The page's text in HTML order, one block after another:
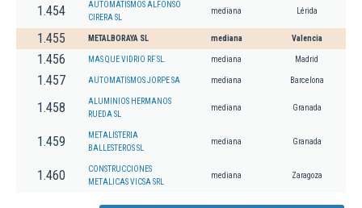
1.454
AUTOMATISMOS ALFONSO
CIRERA SL
mediana Lérida
1.455 METALBORAYA SL mediana Valencia
1.456 MAS QUE VIDRIO RF SL. mediana Madrid
1.457 AUTOMATISMOS JORPE SA mediana Barcelona
1.458
ALUMINIOS HERMANOS
RUEDA SL
mediana Granada
1.459
METALISTERIA
BALLESTEROS SL
mediana Granada
1.460
CONSTRUCCIONES
METALICAS VICSA SRL
mediana Zaragoza